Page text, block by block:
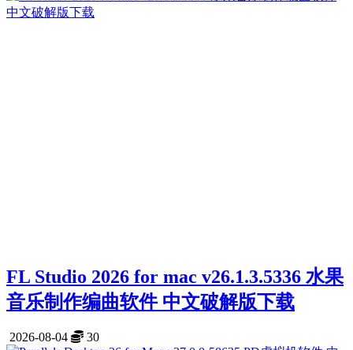
FL Studio 2026 for mac v26.1.3.5336 水果
音乐制作编曲软件 中文破解版下载
2026-08-04 30